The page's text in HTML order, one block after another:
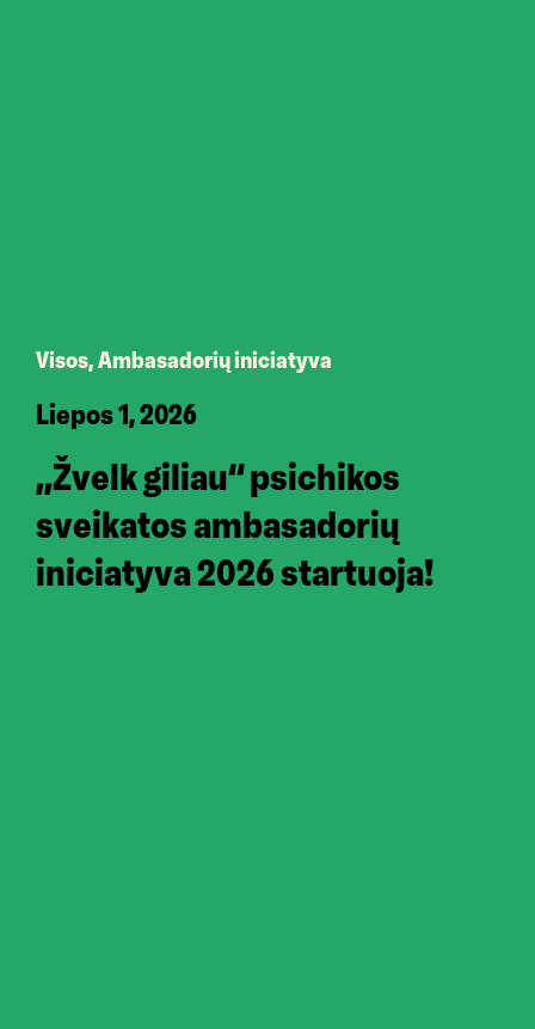
Visos, Ambasadorių iniciatyva
Liepos 1, 2026
„Žvelk giliau“ psichikos
sveikatos ambasadorių
iniciatyva 2026 startuoja!